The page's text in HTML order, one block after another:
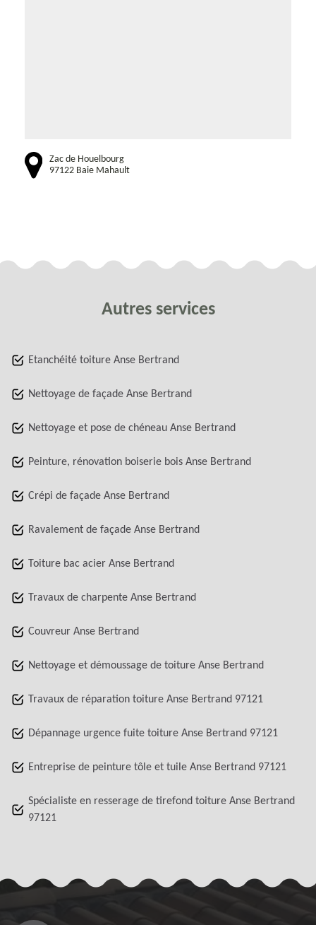
Zac de Houelbourg
97122 Baie Mahault
Autres services
Etanchéité toiture Anse Bertrand
Nettoyage de façade Anse Bertrand
Nettoyage et pose de chéneau Anse Bertrand
Peinture, rénovation boiserie bois Anse Bertrand
Crépi de façade Anse Bertrand
Ravalement de façade Anse Bertrand
Toiture bac acier Anse Bertrand
Travaux de charpente Anse Bertrand
Couvreur Anse Bertrand
Nettoyage et démoussage de toiture Anse Bertrand
Travaux de réparation toiture Anse Bertrand 97121
Dépannage urgence fuite toiture Anse Bertrand 97121
Entreprise de peinture tôle et tuile Anse Bertrand 97121
Spécialiste en resserage de tirefond toiture Anse Bertrand
97121